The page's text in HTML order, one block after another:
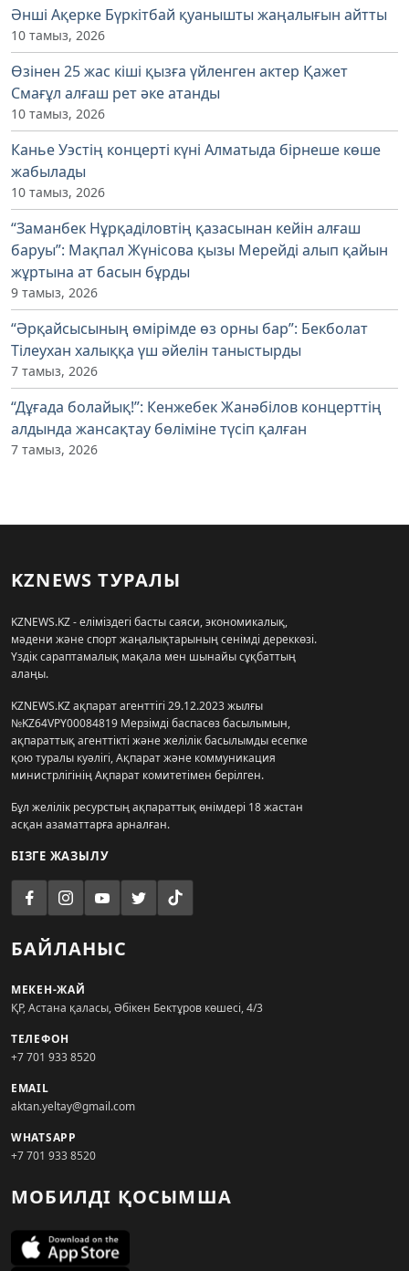
Әнші Ақерке Бүркітбай қуанышты жаңалығын айтты
10 тамыз, 2026
Өзінен 25 жас кіші қызға үйленген актер Қажет
Смағұл алғаш рет әке атанды
10 тамыз, 2026
Канье Уэстің концерті күні Алматыда бірнеше көше
жабылады
10 тамыз, 2026
“Заманбек Нұрқаділовтің қазасынан кейін алғаш
баруы”: Мақпал Жүнісова қызы Мерейді алып қайын
жұртына ат басын бұрды
9 тамыз, 2026
“Әрқайсысының өмірімде өз орны бар”: Бекболат
Тілеухан халыққа үш әйелін таныстырды
7 тамыз, 2026
“Дұғада болайық!”: Кенжебек Жанәбілов концерттің
алдында жансақтау бөліміне түсіп қалған
7 тамыз, 2026
KZNEWS ТУРАЛЫ
KZNEWS.KZ - еліміздегі басты саяси, экономикалық,
мәдени және спорт жаңалықтарының сенімді дереккөзі.
Үздік сараптамалық мақала мен шынайы сұқбаттың
алаңы.
KZNEWS.KZ ақпарат агенттігі 29.12.2023 жылғы
№KZ64VPY00084819 Мерзімді баспасөз басылымын,
ақпараттық агенттікті және желілік басылымды есепке
қою туралы куәлігі, Ақпарат және коммуникация
министрлігінің Ақпарат комитетімен берілген.
Бұл желілік ресурстың ақпараттық өнімдері 18 жастан
асқан азаматтарға арналған.
БІЗГЕ ЖАЗЫЛУ
БАЙЛАНЫС
МЕКЕН-ЖАЙ
ҚР, Астана қаласы, Әбікен Бектұров көшесі, 4/3
ТЕЛЕФОН
+7 701 933 8520
EMAIL
aktan.yeltay@gmail.com
WHATSAPP
+7 701 933 8520
МОБИЛДІ ҚОСЫМША